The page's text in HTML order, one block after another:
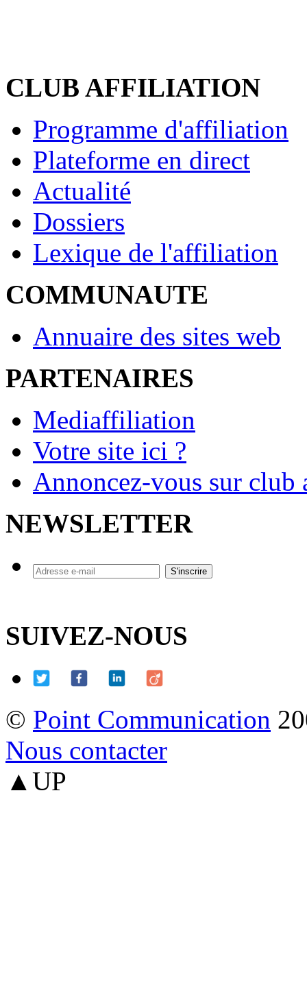
CLUB AFFILIATION
Programme d'affiliation
Plateforme en direct
Actualité
Dossiers
Lexique de l'affiliation
COMMUNAUTE
Annuaire des sites web
PARTENAIRES
Mediaffiliation
Votre site ici ?
Annoncez-vous sur
NEWSLETTER
SUIVEZ-NOUS
© Point Communication
Nous contacter
▲UP